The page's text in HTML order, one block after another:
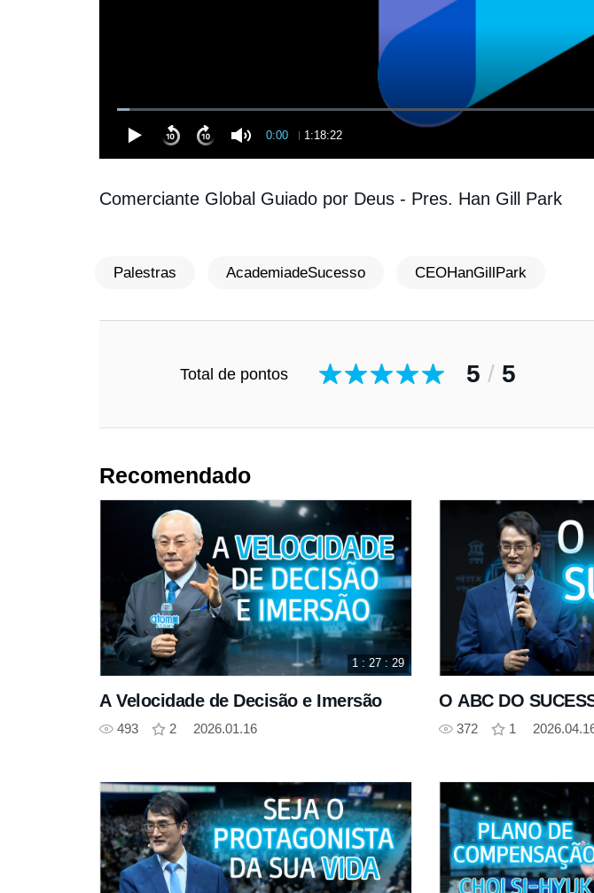
0:00 1:18:22
Comerciante Global Guiado por Deus - Pres. Han Gill Park
Palestras AcademiadeSucesso CEOHanGillPark
Total de pontos 5 / 5
Recomendado
A Velocidade de Decisão e Imersão
493 2 2026.01.16
1 : 27 : 29
O ABC DO
372 1